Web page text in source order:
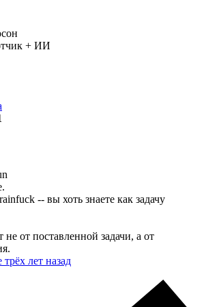
+ ИИ
-- вы хоть знаете как задачу
от поставленной задачи, а от
трёх лет назад